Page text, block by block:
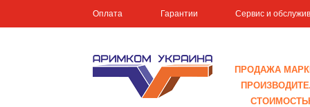
Оплата Гарантии Сервис и
ПРОДАЖА